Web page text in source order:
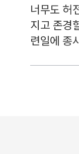
너무도 허
지고 존경
련일에 종